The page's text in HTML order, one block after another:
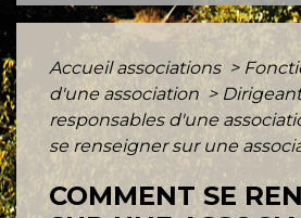
Accueil associations >
d'une association >
responsables d'une
se renseigner sur une
COMMENT SE